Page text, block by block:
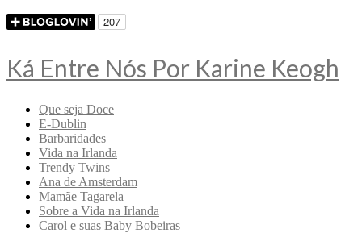
Ká Entre Nós Por Karine Keogh
Que seja Doce
E-Dublin
Barbaridades
Vida na Irlanda
Trendy Twins
Ana de Amsterdam
Mamãe Tagarela
Sobre a Vida na Irlanda
Carol e suas Baby Bobeiras